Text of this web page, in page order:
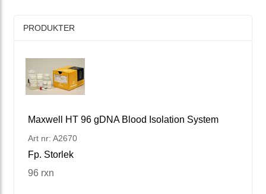
PRODUKTER
Maxwell HT 96 gDNA Blood Isolation System
Art nr: A2670
Fp. Storlek
96 rxn